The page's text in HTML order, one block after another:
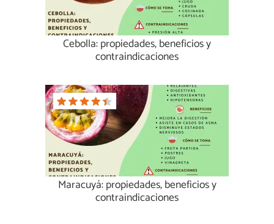
Cebolla: propiedades, beneficios y
contraindicaciones
Maracuyá: propiedades, beneficios y
contraindicaciones